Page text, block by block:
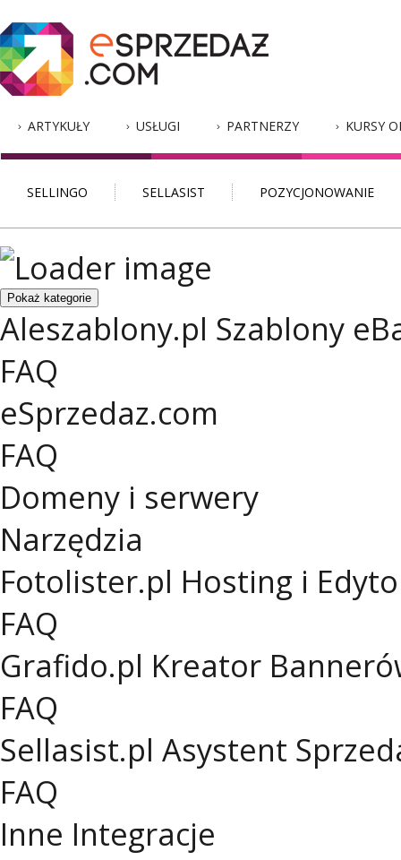
ARTYKUŁY USŁUGI PARTNERZY KURSY
SELLINGO SELLASIST POZYCJONOWANIE
Pokaż kategorie
Aleszablony.pl Szablony
FAQ
eSprzedaz.com
FAQ
Domeny i serwery
Narzędzia
Fotolister.pl Hosting i
FAQ
Grafido.pl Kreator
FAQ
Sellasist.pl Asystent
FAQ
Inne Integracje